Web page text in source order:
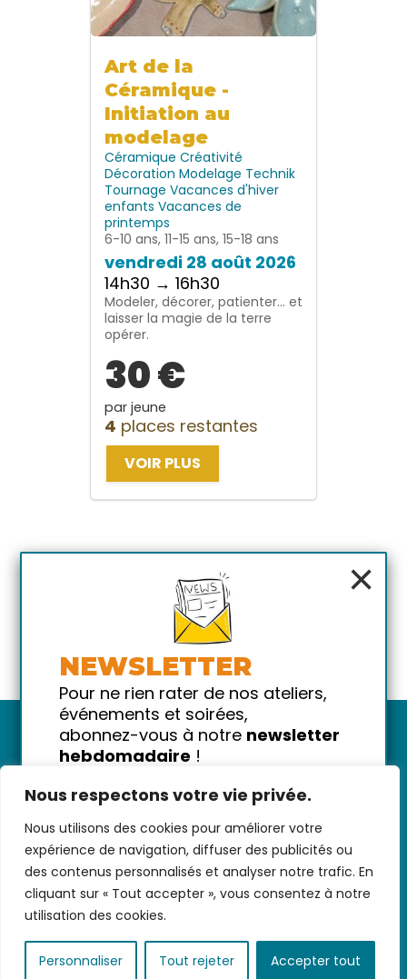
Nous respectons votre vie privée.
Nous utilisons des cookies pour améliorer votre
expérience de navigation, diffuser des publicités ou
des contenus personnalisés et analyser notre trafic. En
cliquant sur « Tout accepter », vous consentez à notre
utilisation des cookies.
Personnaliser Tout rejeter Accepter tout
Art de la
Céramique -
Initiation au
modelage
Céramique Créativité
Décoration Modelage Technik
Tournage Vacances d'hiver
enfants Vacances de
printemps
6-10 ans, 11-15 ans, 15-18 ans
vendredi 28 août 2026
14h30 → 16h30
Modeler, décorer, patienter… et
laisser la magie de la terre
opérer.
30 €
par jeune
4 places restantes
VOIR PLUS
Nous contacter- CGV/CGU-Données
personnelles-Infos pratiques- FAQ
×
NEWSLETTER
Pour ne rien rater de nos ateliers,
événements et soirées,
abonnez-vous à notre newsletter
hebdomadaire !
!
Votre email